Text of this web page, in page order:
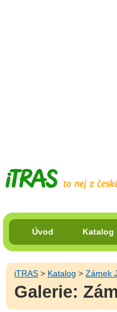
Úvod Katalog
iTRAS > Katalog >Zámek
Galerie: